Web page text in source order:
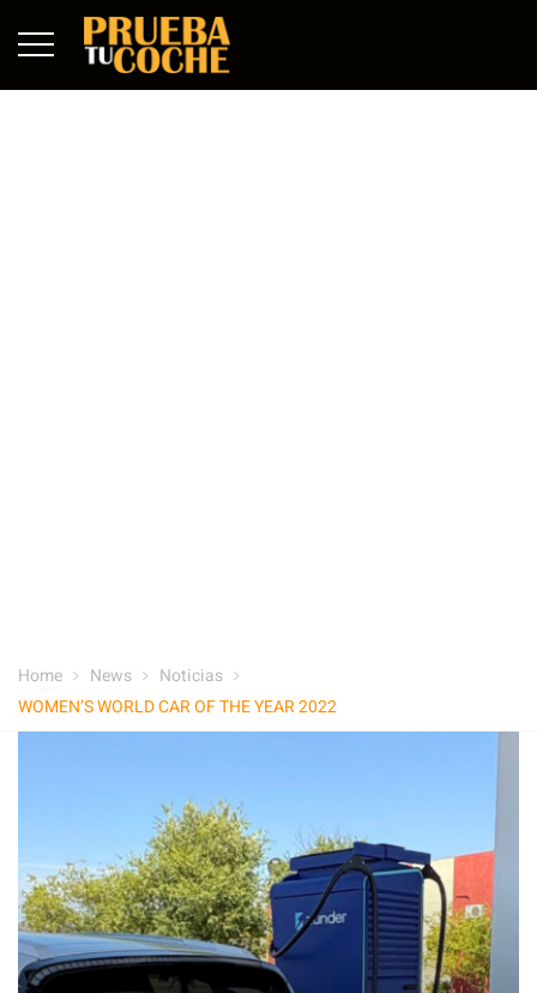
Home News
Noticias
WOMEN’S WORLD CAR OF THE YEAR 2022